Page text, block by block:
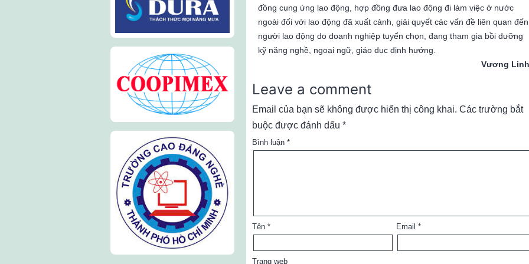
đồng cung ứng lao động, hợp đồng đưa lao động đi làm việc ở nước
ngoài đối với lao động đã xuất cảnh, giải quyết các vấn đề liên quan đến
người lao động do doanh nghiệp tuyển chọn, đang tham gia bồi dưỡng
kỹ năng nghề, ngoại ngữ, giáo dục định hướng.
Vương Linh
Leave a comment
Email của bạn sẽ không được hiển thị công khai. Các trường bắt
buộc được đánh dấu *
Bình luận *
Tên * Email *
Trang web